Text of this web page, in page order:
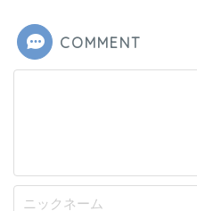
COMMENT